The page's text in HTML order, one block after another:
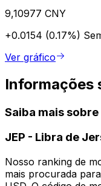
9,10977 CNY
+0.0154 (0.17%)
Ver gráfico
Informações
Saiba mais sobre
JEP - Libra de
Nosso ranking de
mais procurada